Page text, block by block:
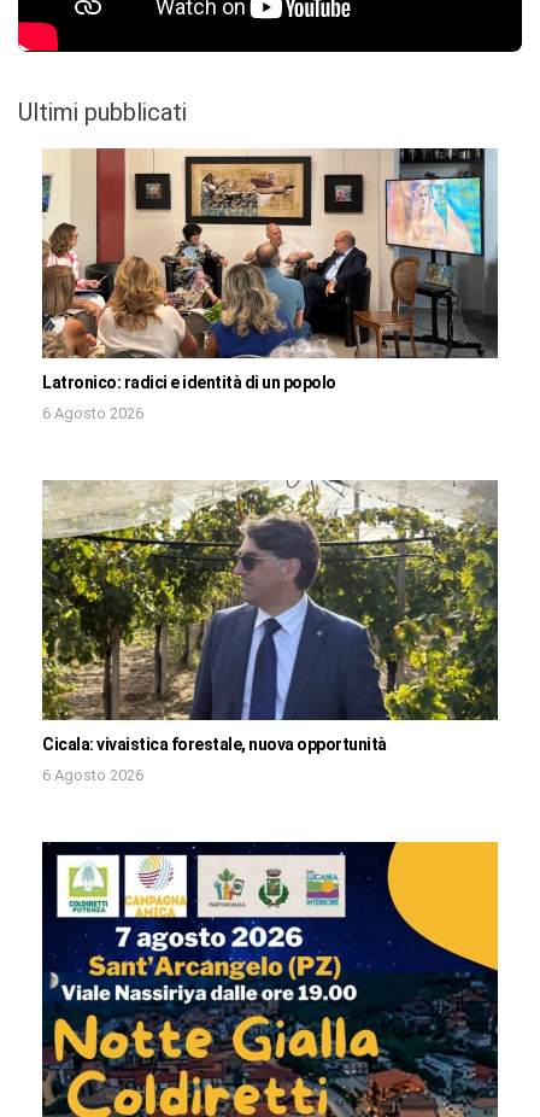
Ultimi pubblicati
Latronico: radici e identità di un popolo
6 Agosto 2026
Cicala: vivaistica forestale, nuova opportunità
6 Agosto 2026